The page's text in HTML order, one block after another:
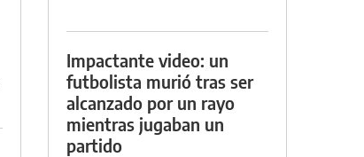
Impactante video: un
futbolista murió tras ser
alcanzado por un rayo
mientras jugaban un
partido